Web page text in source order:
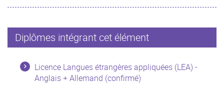
Diplômes intégrant cet élément
Licence Langues étrangères appliquées (LEA) -
Anglais + Allemand (confirmé)